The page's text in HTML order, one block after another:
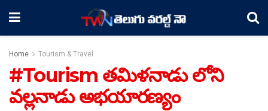
Home Tourism & Travel
#Tourism తమిళనాడు లోని
వల్లనాడు అభయారణ్యం